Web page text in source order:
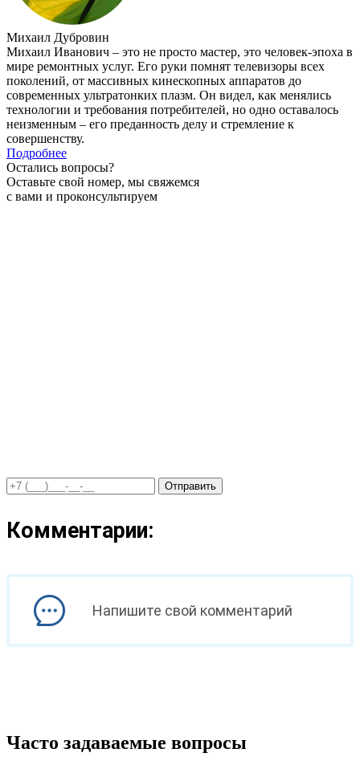
Михаил Дубровин
Михаил Иванович – это не просто мастер, это человек-эпоха в
мире ремонтных услуг. Его руки помнят телевизоры всех
поколений, от массивных кинескопных аппаратов до
современных ультратонких плазм. Он видел, как менялись
технологии и требования потребителей, но одно оставалось
неизменным – его преданность делу и стремление к
совершенству.
Подробнее
Остались вопросы?
Оставьте свой номер, мы свяжемся
с вами и проконсультируем
Отправить
Комментарии:
Напишите свой комментарий
Часто задаваемые вопросы